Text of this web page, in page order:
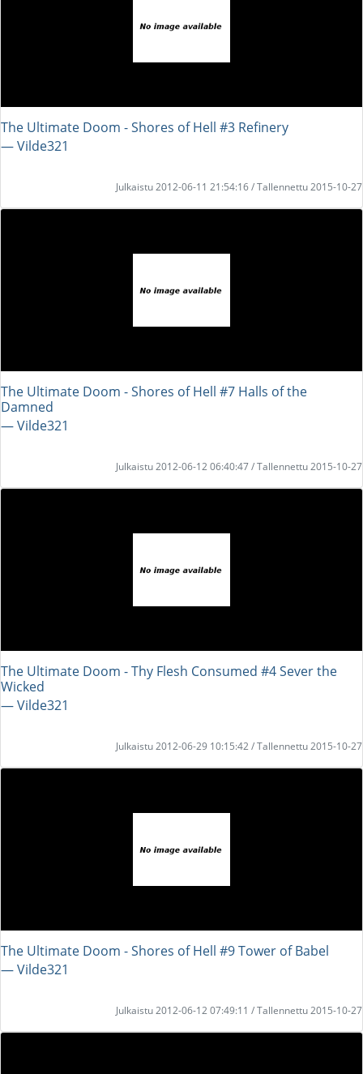
The Ultimate Doom - Shores of Hell #3 Refinery
― Vilde321
Julkaistu 2012-06-11 21:54:16 / Tallennettu 2015-10-27
The Ultimate Doom - Shores of Hell #7 Halls of the
Damned
― Vilde321
Julkaistu 2012-06-12 06:40:47 / Tallennettu 2015-10-27
The Ultimate Doom - Thy Flesh Consumed #4 Sever the
Wicked
― Vilde321
Julkaistu 2012-06-29 10:15:42 / Tallennettu 2015-10-27
The Ultimate Doom - Shores of Hell #9 Tower of Babel
― Vilde321
Julkaistu 2012-06-12 07:49:11 / Tallennettu 2015-10-27